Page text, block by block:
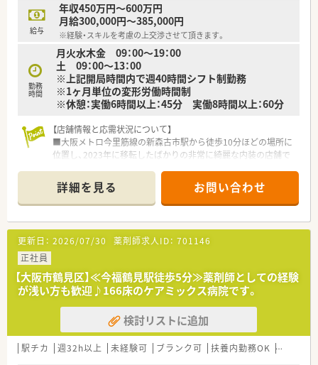
給与
年収450万円～600万円
月給300,000円～385,000円
※経験・スキルを考慮の上交渉させて頂きます。
勤務
時間
月火水木金 09：00～19：00
土 09：00～13：00
※上記開局時間内で週40時間シフト制勤務
※1ヶ月単位の変形労働時間制
※休憩：実働6時間以上：45分 実働8時間以上：60分
【店舗情報と応需状況について】
■大阪メトロ今里筋線の新森古市駅から徒歩10分ほどの場所に
位置し、2023年に移転したばかりの非常に綺麗な内装の店舗で
■処方箋は内科や呼吸器内科、整形外科を中心に月900枚ほど応
需しており、外来は1日あたり20枚から30枚程度で推移していま
す。
■薬剤師は常勤2名とパート1名が在籍しており、事務スタッフ
も3名体制と余裕のある人員配置で一つ一つの業務に丁寧に取り
組めます。
【法人特徴について】
■鶴見区を中心に地域密着型の店舗展開を行っており、社長自ら
現場に入ってスタッフの声に耳を傾ける非常に風通しの良い法
人です。
■「スタッフが安心できる環境作り」を重視しており、一包化監
査マシンなどの高機能な最新設備を惜しみなく導入しているの
が特徴です。
詳細を見る お問い合わせ
更新日： 2026/07/30 薬剤師求人ID： 701146
正社員
【大阪市鶴見区】≪今福鶴見駅徒歩5分≫薬剤師としての経験
が浅い方も歓迎♪166床のケアミックス病院です。
検討リストに追加
駅チカ 週32h以上 未経験可 ブランク可 扶養内勤務OK 教育制